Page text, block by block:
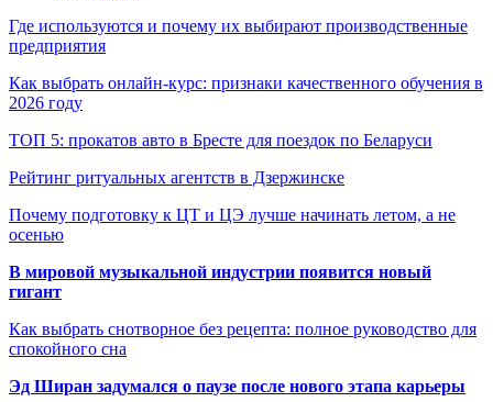
Где используются и почему их выбирают производственные
предприятия
Как выбрать онлайн-курс: признаки качественного обучения в
2026 году
ТОП 5: прокатов авто в Бресте для поездок по Беларуси
Рейтинг ритуальных агентств в Дзержинске
Почему подготовку к ЦТ и ЦЭ лучше начинать летом, а не
осенью
В мировой музыкальной индустрии появится новый
гигант
Как выбрать снотворное без рецепта: полное руководство для
спокойного сна
Эд Ширан задумался о паузе после нового этапа карьеры